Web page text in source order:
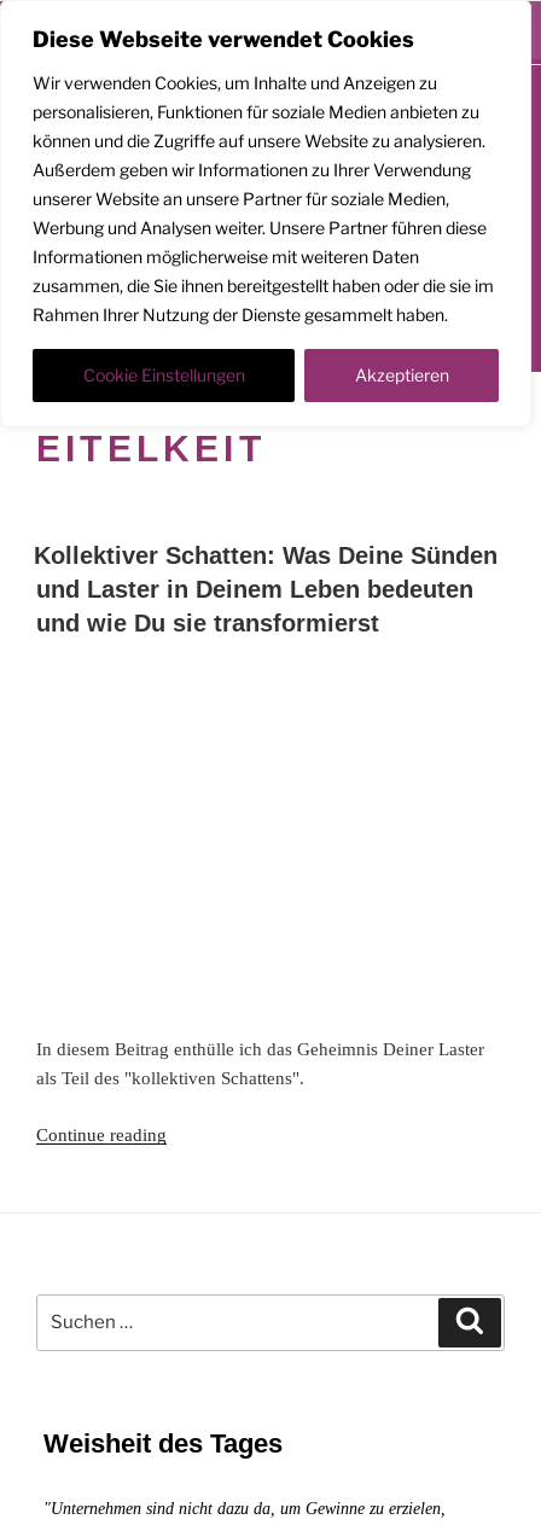
Diese Webseite verwendet Cookies
Wir verwenden Cookies, um Inhalte und Anzeigen zu
personalisieren, Funktionen für soziale Medien anbieten zu
können und die Zugriffe auf unsere Website zu analysieren.
Außerdem geben wir Informationen zu Ihrer Verwendung
unserer Website an unsere Partner für soziale Medien,
Werbung und Analysen weiter. Unsere Partner führen diese
Informationen möglicherweise mit weiteren Daten
zusammen, die Sie ihnen bereitgestellt haben oder die sie im
Rahmen Ihrer Nutzung der Dienste gesammelt haben.
Cookie Einstellungen Akzeptieren
Zum
springen
GEMEINSAM
AUFSTEIGEN
Klarheit. Präsenz. Befreiung.
Transformationscoach | Architekt der Befreiung
Menü
SCHLAGWORT:
EITELKEIT
Kollektiver Schatten: Was Deine Sünden
und Laster in Deinem Leben bedeuten
und wie Du sie transformierst
In diesem Beitrag enthülle ich das Geheimnis Deiner Laster
als Teil des "kollektiven Schattens".
Continue reading
und
Du
nach:
Weisheit des Tages
"Unternehmen sind nicht dazu da, um Gewinne zu erzielen,